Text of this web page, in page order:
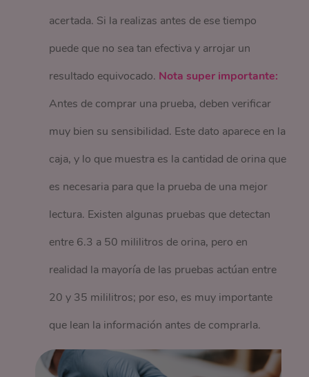
acertada. Si la realizas antes de ese tiempo
puede que no sea tan efectiva y arrojar un
resultado equivocado. Nota super importante:
Antes de comprar una prueba, deben verificar
muy bien su sensibilidad. Este dato aparece en la
caja, y lo que muestra es la cantidad de orina que
es necesaria para que la prueba de una mejor
lectura. Existen algunas pruebas que detectan
entre 6.3 a 50 mililitros de orina, pero en
realidad la mayoría de las pruebas actúan entre
20 y 35 mililitros; por eso, es muy importante
que lean la información antes de comprarla.